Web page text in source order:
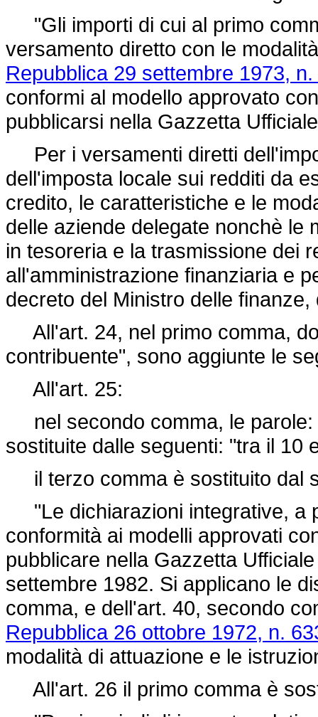
"Gli importi di cui al primo
versamento diretto con le
Repubblica 29 settembre 1973,
conformi al modello approvato
pubblicarsi nella Gazzetta
Per i versamenti diretti
dell'imposta locale sui redditi da
credito, le caratteristiche e le
delle aziende delegate nonchè le
in tesoreria e la trasmissione dei
all'amministrazione finanziaria e
decreto del Ministro delle
All'art. 24, nel primo comma,
contribuente", sono aggiunte le
All'art. 25:
nel secondo comma, le parole:
sostituite dalle seguenti: "tra il 10
il terzo comma è sostituito dal
"Le dichiarazioni integrative, a
conformità ai modelli approvati
pubblicare nella Gazzetta
settembre 1982. Si applicano le
comma, e dell'art. 40, secondo
Repubblica 26 ottobre 1972, n.
modalità di attuazione e le
All'art. 26 il primo comma è